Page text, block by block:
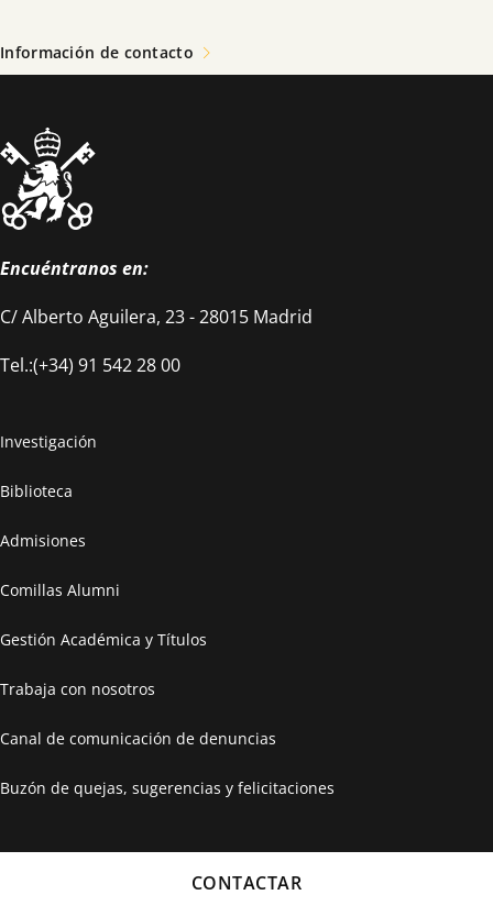
Información de contacto
Encuéntranos en:
C/ Alberto Aguilera, 23 - 28015 Madrid
Tel.:(+34) 91 542 28 00
Investigación
Biblioteca
Admisiones
Comillas Alumni
Gestión Académica y Títulos
Trabaja con nosotros
Canal de comunicación de denuncias
Buzón de quejas, sugerencias y felicitaciones
CONTACTAR